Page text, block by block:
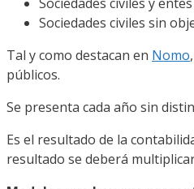
Sociedades civiles sin
Tal y como destacan en Nomo,
públicos.
Se presenta cada año sin
Es el resultado de la
resultado se deberá